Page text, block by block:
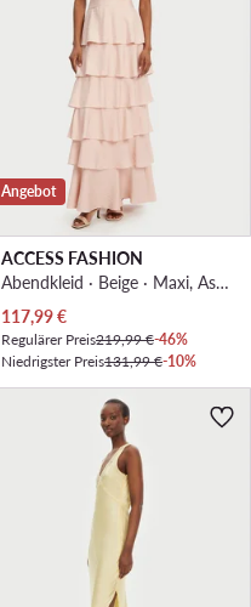
Angebot
ACCESS FASHION
Abendkleid · Beige · Maxi, Asymmetrisch
Aktueller Preis
117,99€
Regulärer Preis219,99 €-46%
Niedrigster Preis131,99 €-10%